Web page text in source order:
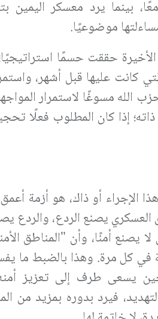
بينما يرد معسكر اليمين
موضوعيًا.
حققت حسمًا
كانت عليها قبل أشهر،
حزب الله مسوغًا لاستمرار
إذا كان المطلوب فعلًا
الإجراء أو ذاك، هو أزمة
يصنع الردع، والردع
يصنع أمنًا، وأن "المناطق
في كل مرة. وهذا بالضبط ما
يسعى طرف إلى تعزيز
فيرد بدوره بمزيد من